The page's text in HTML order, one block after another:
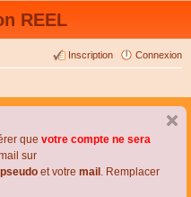
REEL
Connexion
Inscription
que votre compte ne sera
sur
pseudo et votre mail . Remplacer